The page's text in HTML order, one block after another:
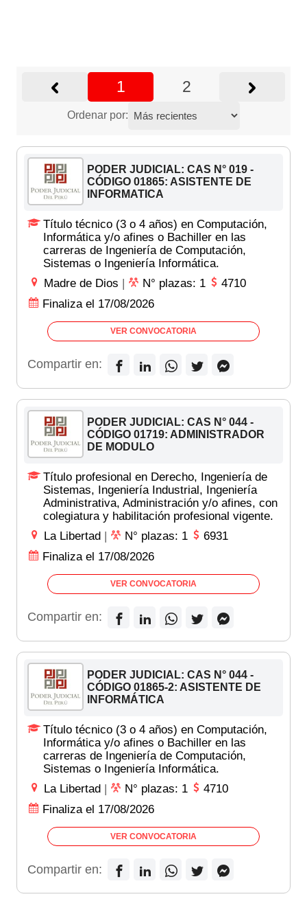
1 2
Ordenar por:
PODER JUDICIAL: CAS N° 019 -
CÓDIGO 01865: ASISTENTE DE
INFORMATICA
Título técnico (3 o 4 años) en Computación,
Informática y/o afines o Bachiller en las
carreras de Ingeniería de Computación,
Sistemas o Ingeniería Informática.
Madre de Dios | N° plazas: 1
4710
Finaliza el 17/08/2026
VER CONVOCATORIA
Compartir en:
PODER JUDICIAL: CAS N° 044 -
CÓDIGO 01719: ADMINISTRADOR
DE MODULO
Título profesional en Derecho, Ingeniería de
Sistemas, Ingeniería Industrial, Ingeniería
Administrativa, Administración y/o afines, con
colegiatura y habilitación profesional vigente.
La Libertad | N° plazas: 1
6931
Finaliza el 17/08/2026
VER CONVOCATORIA
Compartir en:
PODER JUDICIAL: CAS N° 044 -
CÓDIGO 01865-2: ASISTENTE DE
INFORMÁTICA
Título técnico (3 o 4 años) en Computación,
Informática y/o afines o Bachiller en las
carreras de Ingeniería de Computación,
Sistemas o Ingeniería Informática.
La Libertad | N° plazas: 1
4710
Finaliza el 17/08/2026
VER CONVOCATORIA
Compartir en: